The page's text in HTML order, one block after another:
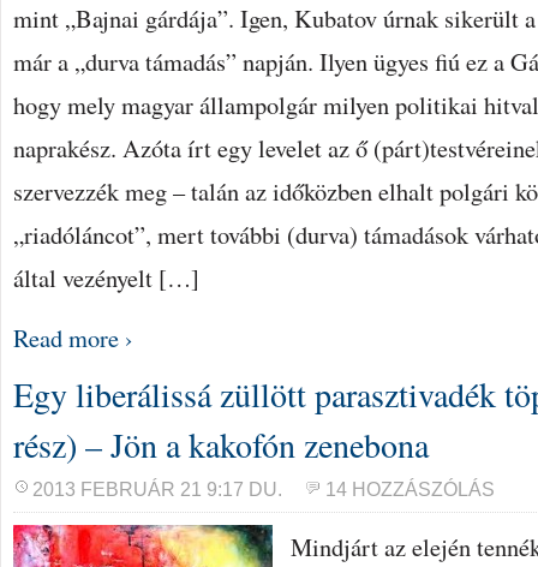
mint „Bajnai gárdája”. Igen, Kubatov úrnak sikerült
már a „durva támadás” napján. Ilyen ügyes fiú ez a
hogy mely magyar állampolgár milyen politikai
naprakész. Azóta írt egy levelet az ő
szervezzék meg – talán az időközben elhalt polgári
„riadóláncot”, mert további (durva) támadások
által vezényelt […]
Read more ›
Egy liberálissá züllött parasztivadék
rész) – Jön a kakofón zenebona
2013 FEBRUÁR 21 9:17 DU. 14 HOZZÁSZÓLÁS
Mindjárt az elején